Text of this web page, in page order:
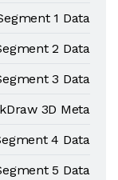
1 Data
2 Data
3 Data
3D Meta
4 Data
5 Data